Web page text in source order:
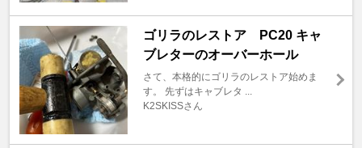
ゴリラのレストア PC20 キャ
ブレターのオーバーホール
さて、本格的にゴリラのレストア始めま
す。 先ずはキャブレタ ...
K2SKISSさん